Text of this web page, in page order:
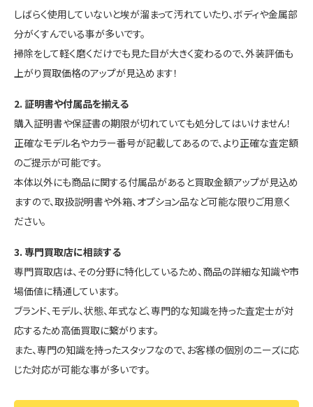
しばらく使用していないと埃が溜まって汚れていたり、ボディや金属部
分がくすんでいる事が多いです。
掃除をして軽く磨くだけでも見た目が大きく変わるので、外装評価も
上がり買取価格のアップが見込めます！
2. 証明書や付属品を揃える
購入証明書や保証書の期限が切れていても処分してはいけません！
正確なモデル名やカラー番号が記載してあるので、より正確な査定額
のご提示が可能です。
本体以外にも商品に関する付属品があると買取金額アップが見込め
ますので、取扱説明書や外箱、オプション品など可能な限りご用意く
ださい。
3. 専門買取店に相談する
専門買取店は、その分野に特化しているため、商品の詳細な知識や市
場価値に精通しています。
ブランド、モデル、状態、年式など、専門的な知識を持った査定士が対
応するため高価買取に繋がります。
また、専門の知識を持ったスタッフなので、お客様の個別のニーズに応
じた対応が可能な事が多いです。